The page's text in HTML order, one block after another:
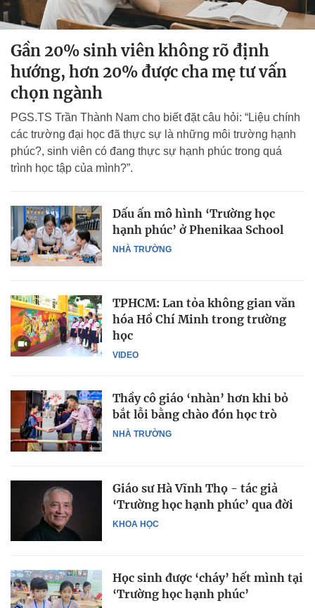
Gần 20% sinh viên không rõ định
hướng, hơn 20% được cha mẹ tư vấn
chọn ngành
PGS.TS Trần Thành Nam cho biết đặt câu hỏi: “Liệu chính
các trường đại học đã thực sự là những môi trường hạnh
phúc?, sinh viên có đang thực sự hạnh phúc trong quá
trình học tập của mình?”.
NHÀ TRƯỜNG
Dấu ấn mô hình ‘Trường học
hạnh phúc’ ở Phenikaa School
VIDEO
TPHCM: Lan tỏa không gian văn
hóa Hồ Chí Minh trong trường
học
NHÀ TRƯỜNG
Thầy cô giáo ‘nhàn’ hơn khi bỏ
bắt lỗi bằng chào đón học trò
KHOA HỌC
Giáo sư Hà Vĩnh Thọ - tác giả
‘Trường học hạnh phúc’ qua đời
Học sinh được ‘cháy’ hết mình tại
‘Trường học hạnh phúc’